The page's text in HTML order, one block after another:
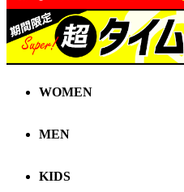
WOMEN
MEN
KIDS